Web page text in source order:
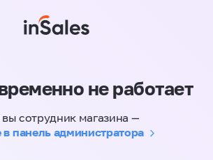
не работает
вы сотрудник магазина —
в панель администратора